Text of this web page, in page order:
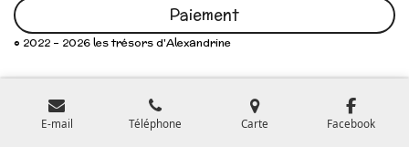
Paiement
© 2022 - 2026 les trésors d'Alexandrine
E-mail Téléphone Carte Facebook